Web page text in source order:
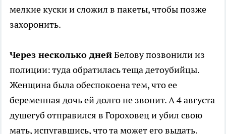
мелкие куски и сложил в пакеты, чтобы позже
захоронить.
Через несколько днейБелову позвонили из
полиции: туда обратилась теща детоубийцы.
Женщина была обеспокоена тем, что ее
беременная дочь ей долго не звонит. А 4 августа
душегуб отправился в Гороховец и убил свою
мать, испугавшись, что та может его выдать.